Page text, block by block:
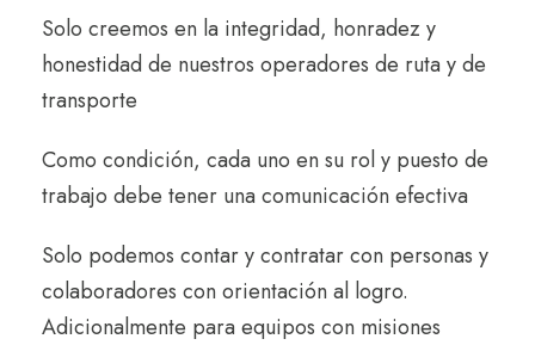
Solo creemos en la integridad, honradez y
honestidadde nuestros operadores de ruta y de
transporte
Como condición, cada uno en su rol y puesto de
trabajo debe tener unacomunicación efectiva
Solo podemos contar y contratar con personas y
colaboradores conorientación al logro.
Adicionalmente para equipos con misiones